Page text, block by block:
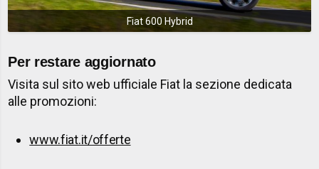
Fiat 600 Hybrid
Per restare aggiornato
Visita sul sito web ufficiale Fiat la sezione dedicata
alle promozioni:
www.fiat.it/offerte